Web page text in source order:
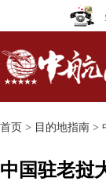
首页 > 目的地指南 >
中国驻老挝